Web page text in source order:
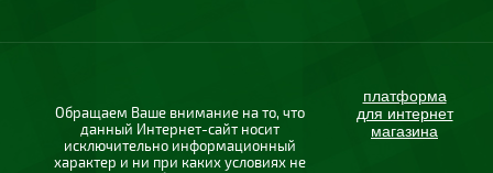
Обращаем Ваше внимание на то, что
данный Интернет-сайт носит
исключительно информационный
характер и ни при каких условиях не
платформа
для интернет
магазина